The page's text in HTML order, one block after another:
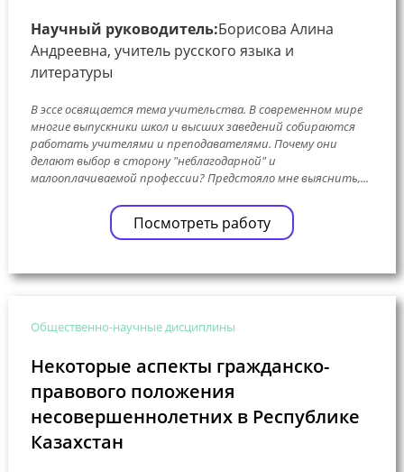
Научный руководитель:Борисова Алина
Андреевна, учитель русского языка и
литературы
В эссе освящается тема учительства. В современном мире
многие выпускники школ и высших заведений собираются
работать учителями и преподавателями. Почему они
делают выбор в сторону "неблагодарной" и
малооплачиваемой профессии? Предстояло мне выяснить,...
Посмотреть работу
Общественно-научные дисциплины
Некоторые аспекты гражданско-
правового положения
несовершеннолетних в Республике
Казахстан